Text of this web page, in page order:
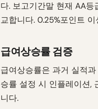
다. 보고기간말 현재 AA
교합니다. 0.25%포인트
급여상승률 검증
급여상승률은 과거 실적
승률 설정 시 인플레이션,
니다.